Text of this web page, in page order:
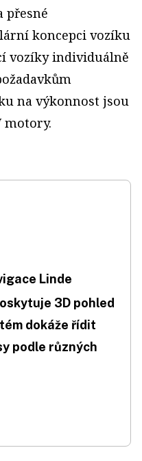
přesné
koncepci vozíku
vozíky individuálně
na výkonnost jsou
motory.
Linde
3D pohled
dokáže řídit
podle různých